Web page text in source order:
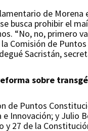
de Morena
busca prohibir el
“No, no, primero
Comisión de
Sacristán,
sobre
de Puntos
e Innovación; y Julio
y 27 de la